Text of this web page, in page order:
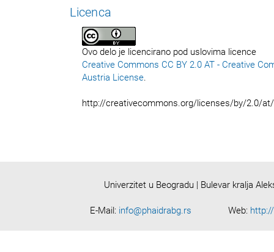
Licenca
Ovo delo je licencirano pod uslovima licence
Creative Commons CC BY 2.0 AT - Creative
Austria License.
http://creativecommons.org/licenses/by/2.0/
Univerzitet u Beogradu | Bulevar kralja
E-Mail: info@phaidrabg.rs Web: